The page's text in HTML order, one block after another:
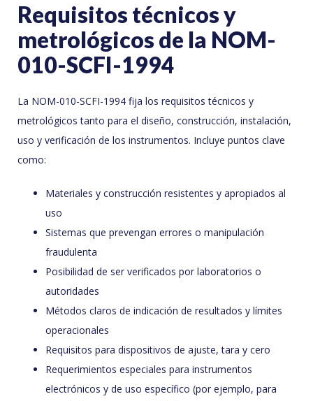
Requisitos técnicos y
metrológicos de la NOM-
010-SCFI-1994
La NOM-010-SCFI-1994 fija los requisitos técnicos y
metrológicos tanto para el diseño, construcción, instalación,
uso y verificación de los instrumentos. Incluye puntos clave
como:
Materiales y construcción resistentes y apropiados al
uso
Sistemas que prevengan errores o manipulación
fraudulenta
Posibilidad de ser verificados por laboratorios o
autoridades
Métodos claros de indicación de resultados y límites
operacionales
Requisitos para dispositivos de ajuste, tara y cero
Requerimientos especiales para instrumentos
electrónicos y de uso específico (por ejemplo, para